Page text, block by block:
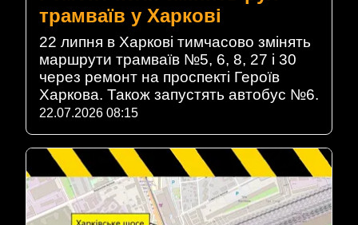
трамваїв у Харкові
22 липня в Харкові тимчасово змінять
маршрути трамваїв №5, 6, 8, 27 і 30
через ремонт на проспекті Героїв
Харкова. Також запустять автобус №6.
22.07.2026 08:15